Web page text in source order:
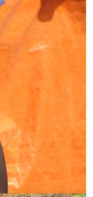
világot járt.
és